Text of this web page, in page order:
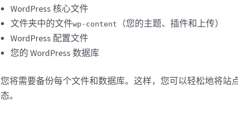
WordPress 核心文件
文件夹中的文件wp-content
（您的主题、插件和上传）
WordPress 配置文件
您的 WordPress 数据库
您将需要备份每个文件和数据库。这样，您可以轻松地将站
态。